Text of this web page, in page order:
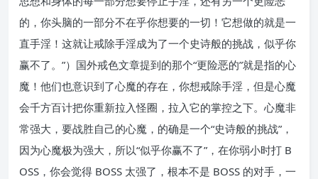
的，你头脑的一部分不在乎你想要的一切！它想做的就是一
直手淫！这就让戒除手淫成为了一个史诗般的挑战，似乎你
赢不了。”）国外戒色文章提到的那个“更险恶的”就是指的心
魔！他们也意识到了心魔的存在，你想戒除手淫，但是心魔
会千方百计把你重新拉入怪圈，拉入它的掌控之下。心魔非
常强大，要战胜自己的心魔，的确是一个“史诗般的挑战”，
因为心魔极为强大，所以“似乎你赢不了”，在你弱小时打 B
OSS，你会觉得 BOSS 太强了，根本不是 BOSS 的对手，一